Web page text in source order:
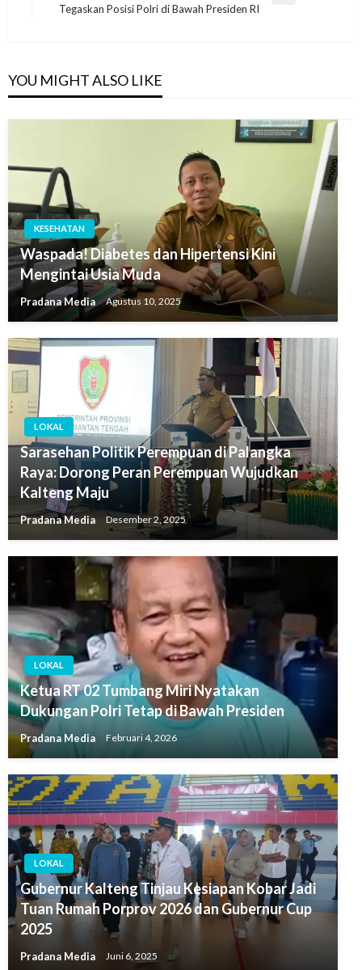
Tegaskan Posisi Polri di Bawah Presiden RI
YOU MIGHT ALSO LIKE
KESEHATAN
Waspada! Diabetes dan Hipertensi Kini
Mengintai Usia Muda
Pradana Media Agustus 10, 2025
LOKAL
Sarasehan Politik Perempuan di Palangka
Raya: Dorong Peran Perempuan Wujudkan
Kalteng Maju
Pradana Media Desember 2, 2025
LOKAL
Ketua RT 02 Tumbang Miri Nyatakan
Dukungan Polri Tetap di Bawah Presiden
Pradana Media Februari 4, 2026
LOKAL
Gubernur Kalteng Tinjau Kesiapan Kobar Jadi
Tuan Rumah Porprov 2026 dan Gubernur Cup
2025
Pradana Media Juni 6, 2025